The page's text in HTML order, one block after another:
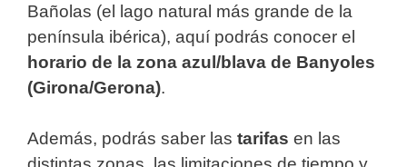
Bañolas (el lago natural más grande de la
península ibérica), aquí podrás conocer el
horario de la zona azul/blava de Banyoles
(Girona/Gerona).
Además, podrás saber las tarifas en las